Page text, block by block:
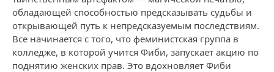
обладающей способностью предсказывать судьбы и
открывающей путь к непредсказуемым последствиям.
Все начинается с того, что феминистская группа в
колледже, в которой учится Фиби, запускает акцию по
поднятию женских прав. Это вдохновляет Фиби